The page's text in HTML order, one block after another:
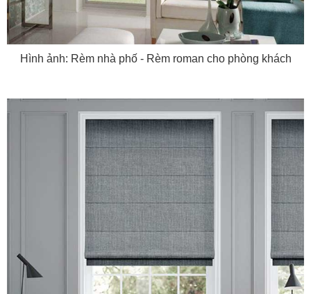
Hình ảnh: Rèm nhà phố - Rèm roman cho phòng khách